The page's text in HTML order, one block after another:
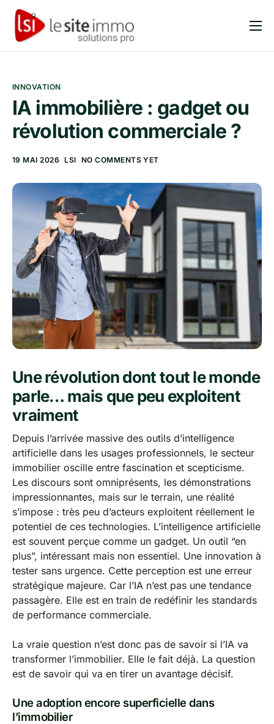
Produits
Tarifs
Blog et articles
INNOVATION
IA immobilière : gadget ou
révolution commerciale ?
19 MAI 2026 LSI NO COMMENTS YET
Une révolution dont tout le monde
parle… mais que peu exploitent
vraiment
Depuis l’arrivée massive des outils d’intelligence
artificielle dans les usages professionnels, le secteur
immobilier oscille entre fascination et scepticisme.
Les discours sont omniprésents, les démonstrations
impressionnantes, mais sur le terrain, une réalité
s’impose : très peu d’acteurs exploitent réellement le
potentiel de ces technologies. L’intelligence artificielle
est souvent perçue comme un gadget. Un outil “en
plus”, intéressant mais non essentiel. Une innovation à
tester sans urgence. Cette perception est une erreur
stratégique majeure. Car l’IA n’est pas une tendance
passagère. Elle est en train de redéfinir les standards
de performance commerciale.
La vraie question n’est donc pas de savoir si l’IA va
transformer l’immobilier. Elle le fait déjà. La question
est de savoir qui va en tirer un avantage décisif.
Une adoption encore superficielle dans
l’immobilier